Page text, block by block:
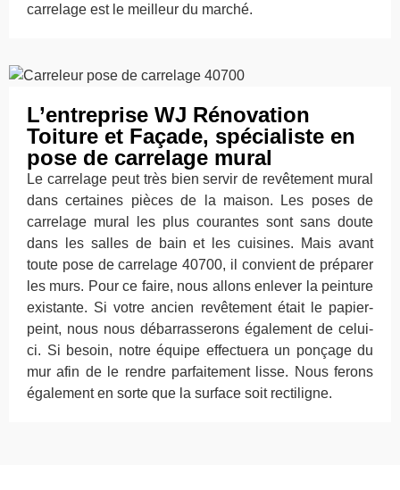
carrelage est le meilleur du marché.
L’entreprise WJ Rénovation
Toiture et Façade, spécialiste en
pose de carrelage mural
Le carrelage peut très bien servir de revêtement mural
dans certaines pièces de la maison. Les poses de
carrelage mural les plus courantes sont sans doute
dans les salles de bain et les cuisines. Mais avant
toute pose de carrelage 40700, il convient de préparer
les murs. Pour ce faire, nous allons enlever la peinture
existante. Si votre ancien revêtement était le papier-
peint, nous nous débarrasserons également de celui-
ci. Si besoin, notre équipe effectuera un ponçage du
mur afin de le rendre parfaitement lisse. Nous ferons
également en sorte que la surface soit rectiligne.